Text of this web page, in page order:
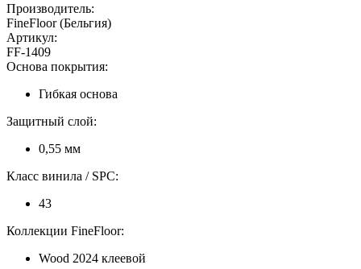
Производитель:
FineFloor (Бельгия)
Артикул:
FF-1409
Основа покрытия:
Гибкая основа
Защитный слой:
0,55 мм
Класс винила / SPC:
43
Коллекции FineFloor:
Wood 2024 клеевой